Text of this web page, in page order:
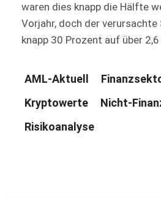
waren dies knapp die Hälfte
Vorjahr, doch der
knapp 30 Prozent auf über
AML-Aktuell
Kryptowerte
Nicht-
Risikoanalyse